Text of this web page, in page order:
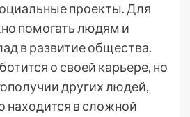
проекты. Для
помогать людям и
в развитие общества.
о своей карьере, но
других людей,
находится в сложной